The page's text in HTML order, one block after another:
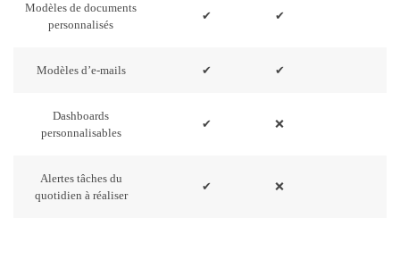
Modèles de documents
personnalisés
✔ ✔
Modèles d’e-mails ✔ ✔
Dashboards
personnalisables
✔ ❌
Alertes tâches du
quotidien à réaliser
✔ ❌